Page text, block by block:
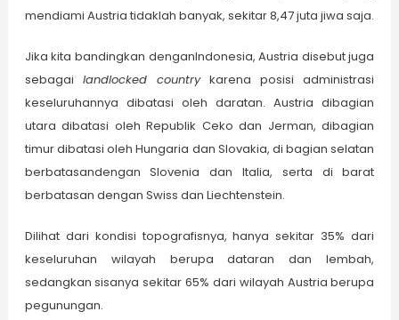
mendiami Austria tidaklah banyak, sekitar 8,47 juta jiwa saja.
Jika kita bandingkan denganIndonesia, Austria disebut juga
sebagai landlocked countrykarena posisi administrasi
keseluruhannya dibatasi oleh daratan. Austria dibagian
utara dibatasi oleh Republik Ceko dan Jerman, dibagian
timur dibatasi oleh Hungaria dan Slovakia, di bagian selatan
berbatasandengan Slovenia dan Italia, serta di barat
berbatasan dengan Swiss dan Liechtenstein.
Dilihat dari kondisi topografisnya, hanya sekitar 35% dari
keseluruhan wilayah berupa dataran dan lembah,
sedangkan sisanya sekitar 65% dari wilayah Austria berupa
pegunungan.